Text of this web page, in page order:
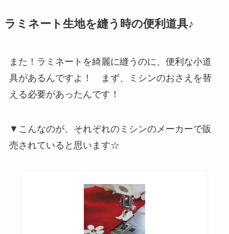
ラミネート生地を縫う時の便利道具♪
また！ラミネートを綺麗に縫うのに、便利な小道
具があるんですよ！ まず、ミシンのおさえを替
える必要があったんです！
▼こんなのが、それぞれのミシンのメーカーで販
売されていると思います☆